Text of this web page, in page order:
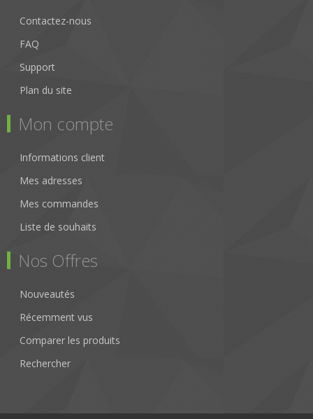
Contactez-nous
FAQ
Support
Plan du site
Mon compte
Informations client
Mes adresses
Mes commandes
Liste de souhaits
Nos Offres
Nouveautés
Récemment vus
Comparer les produits
Rechercher